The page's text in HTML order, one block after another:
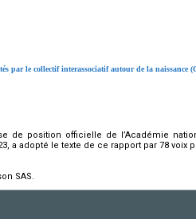
par le collectif interassociatif autour de la naissance
de position officielle de l’Académie
a adopté le texte de ce rapport par 78 voix
SAS.